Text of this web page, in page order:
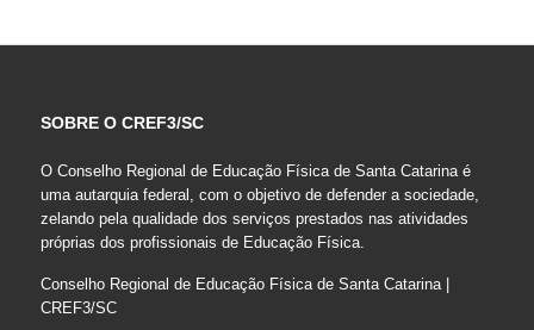
SOBRE O CREF3/SC
O Conselho Regional de Educação Física de Santa Catarina é
uma autarquia federal, com o objetivo de defender a sociedade,
zelando pela qualidade dos serviços prestados nas atividades
próprias dos profissionais de Educação Física.
Conselho Regional de Educação Física de Santa Catarina |
CREF3/SC